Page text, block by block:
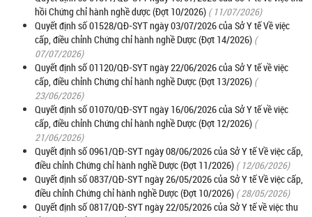
hồi Chứng chỉ hành nghề dược (Đợt 10/2026) ( 11/07/2026)
Quyết định số 01528/QĐ-SYT ngày 03/07/2026 của Sở Y tế Về việc
cấp, điều chỉnh Chứng chỉ hành nghề Dược (Đợt 14/2026) (
07/07/2026)
Quyết định số 01120/QĐ-SYT ngày 22/06/2026 của Sở Y tế về việc
cấp, điều chỉnh Chứng chỉ hành nghề Dược (Đợt 13/2026) (
23/06/2026)
Quyết định số 01070/QĐ-SYT ngày 16/06/2026 của Sở Y tế về việc
cấp, điều chỉnh Chứng chỉ hành nghề Dược (Đợt 12/2026) (
21/06/2026)
Quyết định số 0961/QĐ-SYT ngày 08/06/2026 của Sở Y tế Về việc cấp,
điều chỉnh Chứng chỉ hành nghề Dược (Đợt 11/2026) ( 12/06/2026)
Quyết định số 0837/QĐ-SYT ngày 26/05/2026 của Sở Y tế Về việc cấp,
điều chỉnh Chứng chỉ hành nghề Dược (Đợt 10/2026) ( 28/05/2026)
Quyết định số 0817/QĐ-SYT ngày 22/05/2026 của Sở Y tế về việc thu